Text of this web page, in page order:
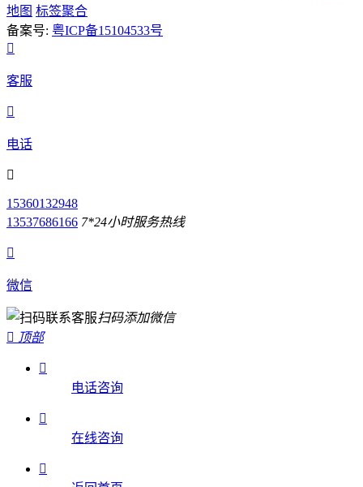
地图 标签聚合
备案号: 粤ICP备15104533号

客服

电话

15360132948
13537686166 7*24小时服务热线

微信
扫码添加微信
 顶部

电话咨询

在线咨询
